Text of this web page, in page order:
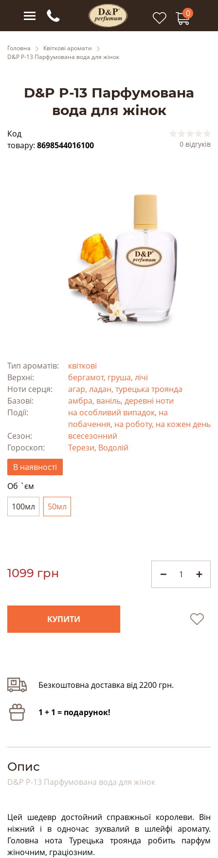
0
Головна
Квіткові аромати
D&P P-13 Парфумована вода для жінок
D&P P-13 Парфумована
вода для жінок
Код
товару: 8698544016100 0 відгуків
Тип ароматів:
квіткові
Верхні:
бергамот, груша, лічі
Ноти серця:
агар, ладан, турецька троянда
Базові:
амбра, ваніль, деревні ноти
Події:
на особливий випадок, на
побачення, на роботу, на кожен день
Сезон:
всесезонний
Гороскоп:
Терези, Водолій
В наявності
Об `єм
100мл
50мл
1099 грн
КУПИТИ
Безкоштовна доставка від 2200 грн.
1 + 1 = подарунок!
Опис
D&P P-13 Парфумована вода для жінок
Цей шедевр достойний справжньої королеви. Він
ніжний і в одночас зухвалий в шлейфі аромату.
Головна нота Турецька троянда робить парфум
жіночним, граціозним.